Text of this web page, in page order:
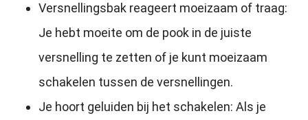
Versnellingsbak reageert moeizaam of traag:
Je hebt moeite om de pook in de juiste
versnelling te zetten of je kunt moeizaam
schakelen tussen de versnellingen.
Je hoort geluiden bij het schakelen: Als je